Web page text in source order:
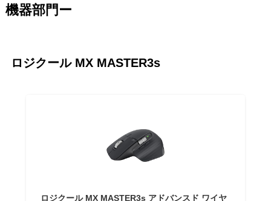
機器部門ー
ロジクール MX MASTER3s
ロジクール MX MASTER3s アドバンスド ワイヤ